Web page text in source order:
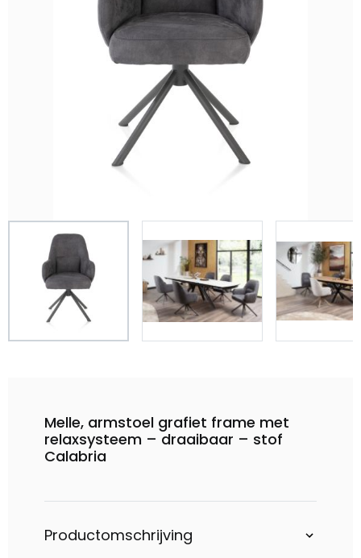
Melle, armstoel grafiet frame met
relaxsysteem – draaibaar – stof
Calabria
Productomschrijving